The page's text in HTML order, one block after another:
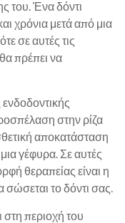
του. Ένα δόντι
χρόνια μετά από μια
σε αυτές τις
πρέπει να
στην ρίζα
αποκατάσταση
γέφυρα. Σε αυτές
θεραπείας είναι η
σώσεται το δόντι σας.
περιοχή του